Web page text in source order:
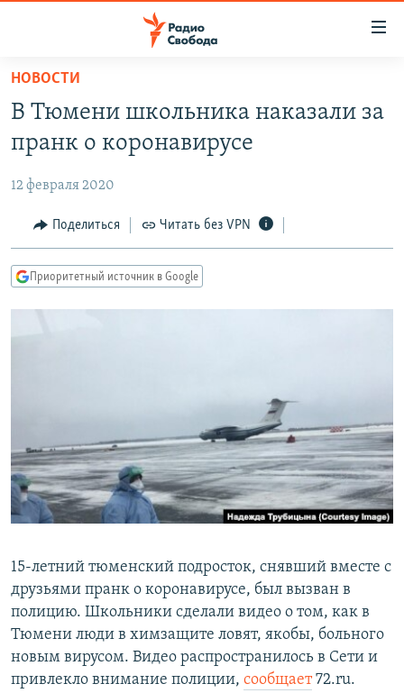
упрощенного
доступа
основному
Вернутся
главной
навигации
Вернутся
АВТОРСКИЕ ПРОЕКТЫ
ЦИТАТЫ СВОБОДЫ
МНЕНИЯ
IDEL.РЕАЛИИ
ПОДПИШИТЕСЬ НА РАССЫЛКУ
СОЦИАЛЬНЫЕ СЕТИ
Все сайты РСЕ/РС
НОВОСТИ
В Тюмени школьника наказали за
пранк о коронавирусе
12 февраля 2020
Поделиться Читать без VPN
Приоритетный источник в Google
15-летний тюменский подросток, снявший вместе с
друзьями пранк о коронавирусе, был вызван в
полицию. Школьники сделали видео о том, как в
Тюмени люди в химзащите ловят, якобы, больного
новым вирусом. Видео распространилось в Сети и
привлекло внимание полиции, сообщает72.ru.